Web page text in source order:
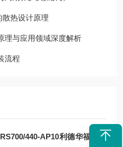
热设计原理
理与应用领域深度解析
流程
440-AP10利德华福功率